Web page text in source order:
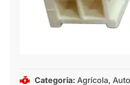
Categoria: Agrícola,